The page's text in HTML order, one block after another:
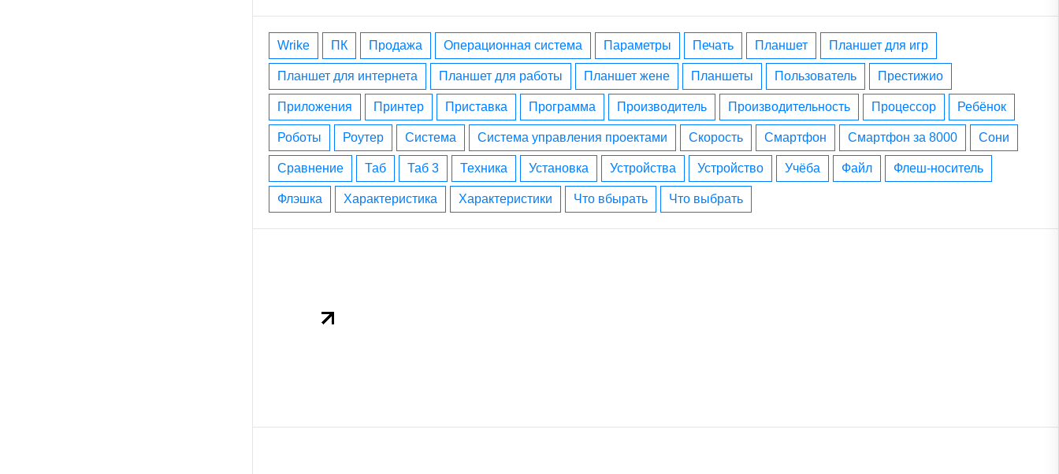
wrike ПК Продажа операционная система параметры печать планшет планшет для игр
планшет для интернета планшет для работы планшет жене планшеты пользователь престижио
приложения принтер приставка программа производитель производительность процессор ребёнок
роботы роутер система система управления проектами скорость смартфон смартфон за 8000 сони
сравнение таб таб 3 техника установка устройства устройство учёба файл флеш-носитель
флэшка характеристика характеристики что вбырать что выбрать